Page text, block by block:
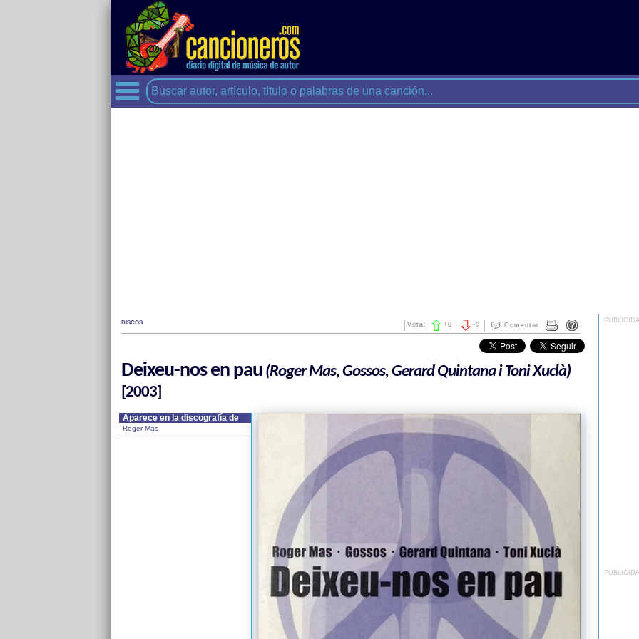
DISCOS Comentar
-0
Vota: +0
Deixeu-nos en pau(Roger Mas, Gossos, Gerard Quintana i Toni Xuclà)
[2003]
Aparece en la discografía de
Roger Mas